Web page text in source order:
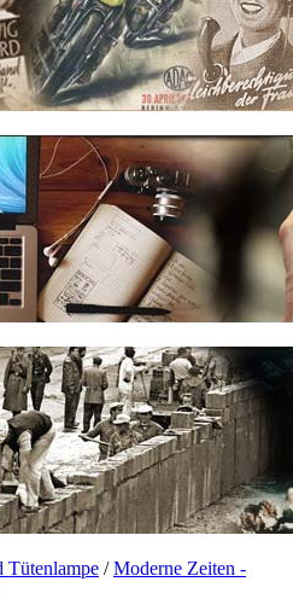
Tütenlampe /Moderne Zeiten -